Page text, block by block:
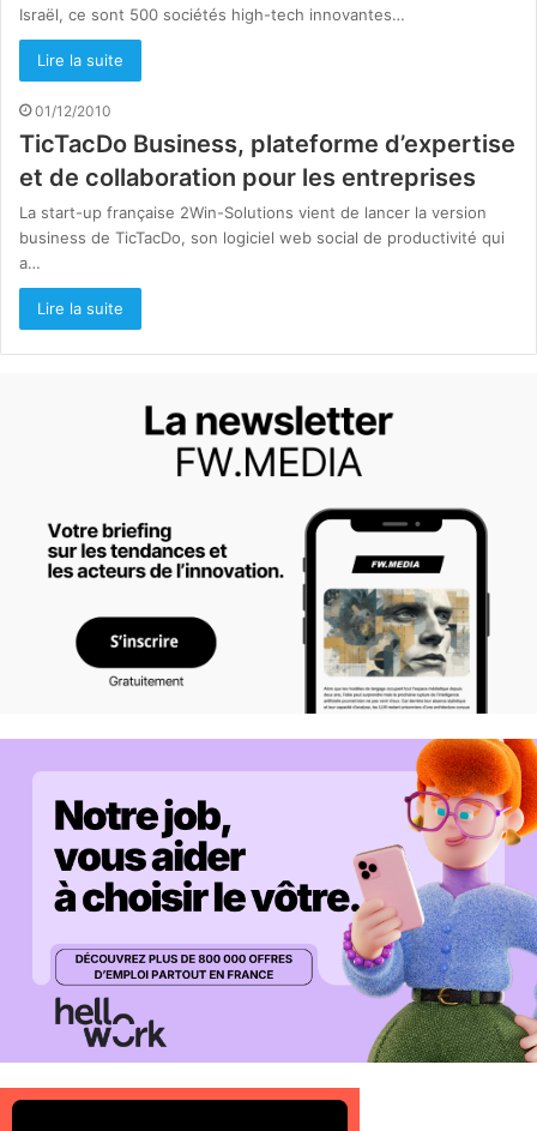
Israël, ce sont 500 sociétés high-tech innovantes…
Lire la suite
01/12/2010
TicTacDo Business, plateforme d’expertise
et de collaboration pour les entreprises
La start-up française 2Win-Solutions vient de lancer la version
business de TicTacDo, son logiciel web social de productivité qui
a…
Lire la suite